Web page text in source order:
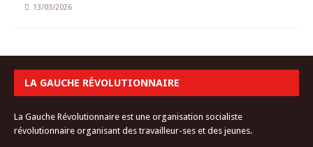
13/03/2026
LA GAUCHE RÉVOLUTIONNAIRE
La Gauche Révolutionnaire est une organisation socialiste
révolutionnaire organisant des travailleur-ses et des jeunes.